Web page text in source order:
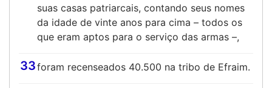
suas casas patriarcais, contando seus nomes
da idade de vinte anos para cima – todos os
que eram aptos para o serviço das armas –,
33foram recenseados 40.500 na tribo de Efraim.